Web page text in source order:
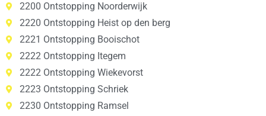
2200 Ontstopping Noorderwijk
2220 Ontstopping Heist op den berg
2221 Ontstopping Booischot
2222 Ontstopping Itegem
2222 Ontstopping Wiekevorst
2223 Ontstopping Schriek
2230 Ontstopping Ramsel